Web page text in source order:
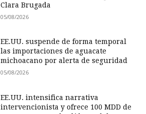
Clara Brugada
05/08/2026
EE.UU. suspende de forma temporal
las importaciones de aguacate
michoacano por alerta de seguridad
05/08/2026
EE.UU. intensifica narrativa
intervencionista y ofrece 100 MDD de